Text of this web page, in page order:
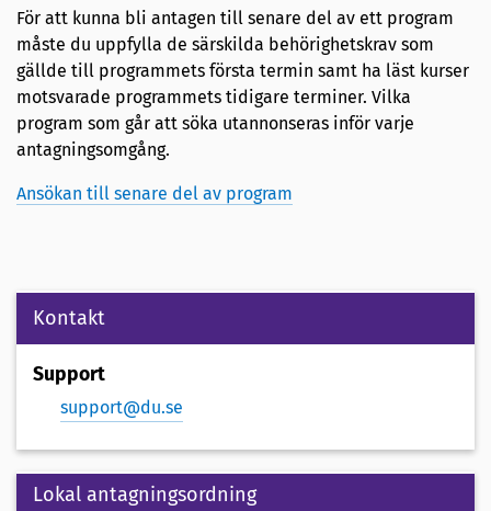
För att kunna bli antagen till senare del av ett program
måste du uppfylla de särskilda behörighetskrav som
gällde till programmets första termin samt ha läst kurser
motsvarade programmets tidigare terminer. Vilka
program som går att söka utannonseras inför varje
antagningsomgång.
Ansökan till senare del av program
Kontakt
Support
support@du.se
Lokal antagningsordning